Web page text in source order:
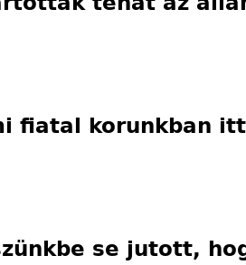
fiatal korunkban
se jutott,